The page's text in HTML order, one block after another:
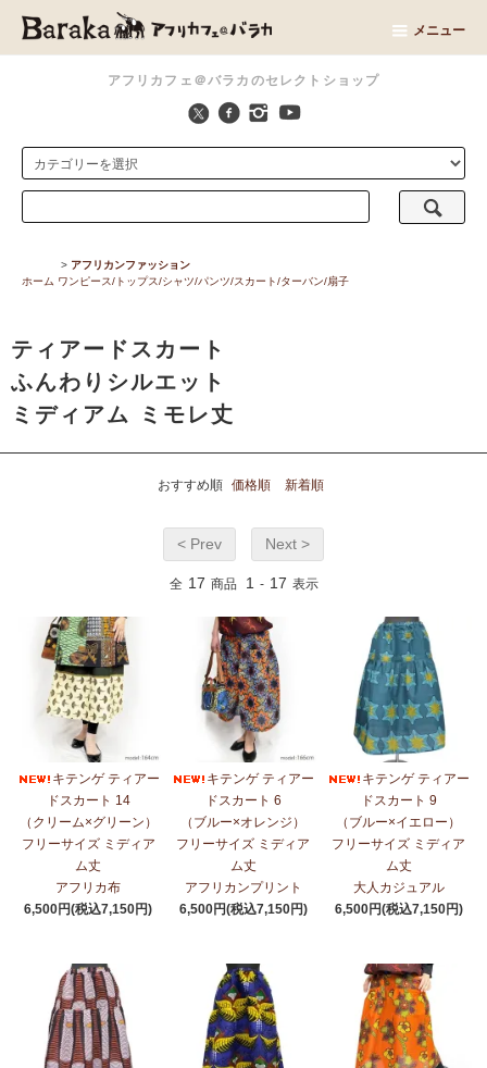
アフリカフェ＠バラカのセレクトショップ
メニュー
ホーム
> アフリカンファッション
ワンピース/トップス/シャツ/パンツ/スカート/ターバン/扇子
ティアードスカート
ふんわりシルエット
ミディアム ミモレ丈
おすすめ順 価格順 新着順
< Prev Next >
全 17 商品 1 - 17 表示
キテンゲ ティアー
ドスカート 14
（クリーム×グリーン）
フリーサイズ ミディア
ム丈
アフリカ布
6,500円(税込7,150円)
キテンゲ ティアー
ドスカート 6
（ブルー×オレンジ）
フリーサイズ ミディア
ム丈
アフリカンプリント
6,500円(税込7,150円)
キテンゲ ティアー
ドスカート 9
（ブルー×イエロー）
フリーサイズ ミディア
ム丈
大人カジュアル
6,500円(税込7,150円)